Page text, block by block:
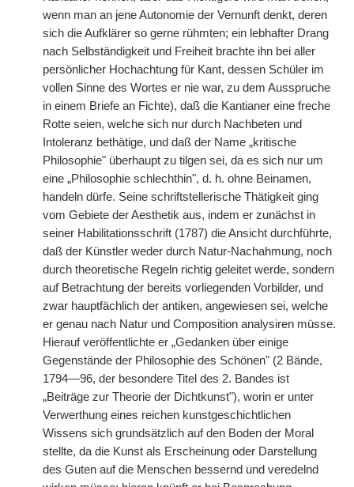
wenn man an jene Autonomie der Vernunft denkt, deren
sich die Aufklärer so gerne rühmten; ein lebhafter Drang
nach Selbständigkeit und Freiheit brachte ihn bei aller
persönlicher Hochachtung für Kant, dessen Schüler im
vollen Sinne des Wortes er nie war, zu dem Ausspruche
in einem Briefe an Fichte), daß die Kantianer eine freche
Rotte seien, welche sich nur durch Nachbeten und
Intoleranz bethätige, und daß der Name „kritische
Philosophie" überhaupt zu tilgen sei, da es sich nur um
eine „Philosophie schlechthin", d. h. ohne Beinamen,
handeln dürfe. Seine schriftstellerische Thätigkeit ging
vom Gebiete der Aesthetik aus, indem er zunächst in
seiner Habilitationsschrift (1787) die Ansicht durchführte,
daß der Künstler weder durch Natur-Nachahmung, noch
durch theoretische Regeln richtig geleitet werde, sondern
auf Betrachtung der bereits vorliegenden Vorbilder, und
zwar hauptfächlich der antiken, angewiesen sei, welche
er genau nach Natur und Composition analysiren müsse.
Hierauf veröffentlichte er „Gedanken über einige
Gegenstände der Philosophie des Schönen" (2 Bände,
1794—96, der besondere Titel des 2. Bandes ist
„Beiträge zur Theorie der Dichtkunst"), worin er unter
Verwerthung eines reichen kunstgeschichtlichen
Wissens sich grundsätzlich auf den Boden der Moral
stellte, da die Kunst als Erscheinung oder Darstellung
des Guten auf die Menschen bessernd und veredelnd